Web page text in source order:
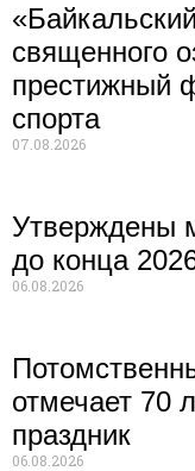
священного
престижный
спорта
07.08.2026
Утверждены
до конца
06.08.2026
отмечает 70
праздник
06.08.2026